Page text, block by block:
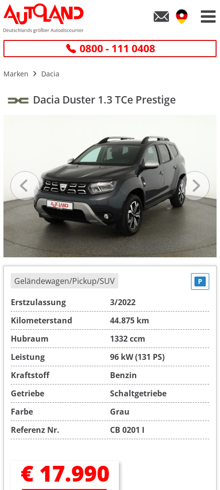
0800 - 111 0408
Marken Dacia
Dacia Duster 1.3 TCe Prestige
Geländewagen/Pickup/SUV P
Erstzulassung
3/2022
Kilometerstand
44.875 km
Hubraum
1332 ccm
Leistung
96 kW (131 PS)
Kraftstoff
Benzin
Getriebe
Schaltgetriebe
Farbe
Grau
Referenz Nr.
CB 0201 I
€ 17.990